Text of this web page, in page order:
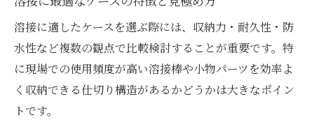
溶接作業時に役立つ収納力重視のポイント
溶接作業で重視すべきケースの収納力とは
収納力の高い溶接ケースが現場を変える理
溶接に適したケースを選ぶ際には、収納力・耐久性・防
水性など複数の観点で比較検討することが重要です。特
に現場での使用頻度が高い溶接棒や小物パーツを効率よ
く収納できる仕切り構造があるかどうかは大きなポイン
トです。